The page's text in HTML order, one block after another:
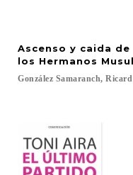
Ascenso y caida de
los Hermanos
González Samaranch, Ricard